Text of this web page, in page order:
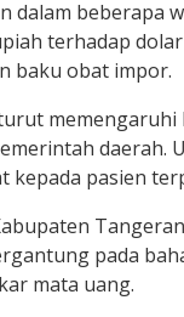
dalam beberapa
terhadap
baku obat impor.
memengaruhi
daerah.
kepada pasien
pada
mata uang.